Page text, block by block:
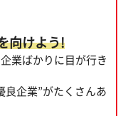
向けよう!
業ばかりに目が行き
良企業”がたくさんあ